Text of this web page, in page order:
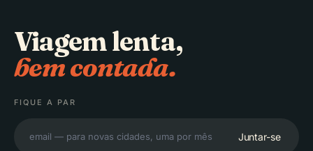
Viagem lenta,
bem contada.
FIQUE A PAR
Juntar-se